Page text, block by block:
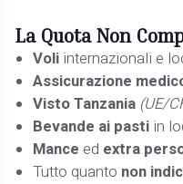
La Quota Non
Voli internazionali e
Assicurazione
Visto Tanzania (UE/
Bevande ai pasti in
Mance ed extra
Tutto quanto non